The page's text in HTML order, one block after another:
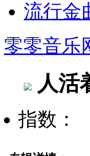
流行金
零零音乐
人活
指数：